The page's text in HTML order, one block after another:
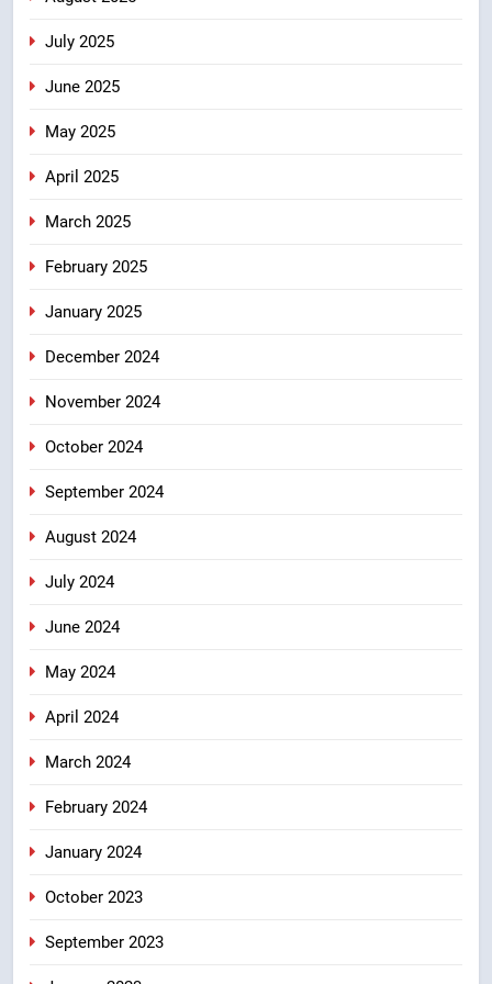
July 2025
June 2025
May 2025
April 2025
March 2025
February 2025
January 2025
December 2024
November 2024
October 2024
September 2024
August 2024
July 2024
June 2024
May 2024
April 2024
March 2024
February 2024
January 2024
October 2023
September 2023